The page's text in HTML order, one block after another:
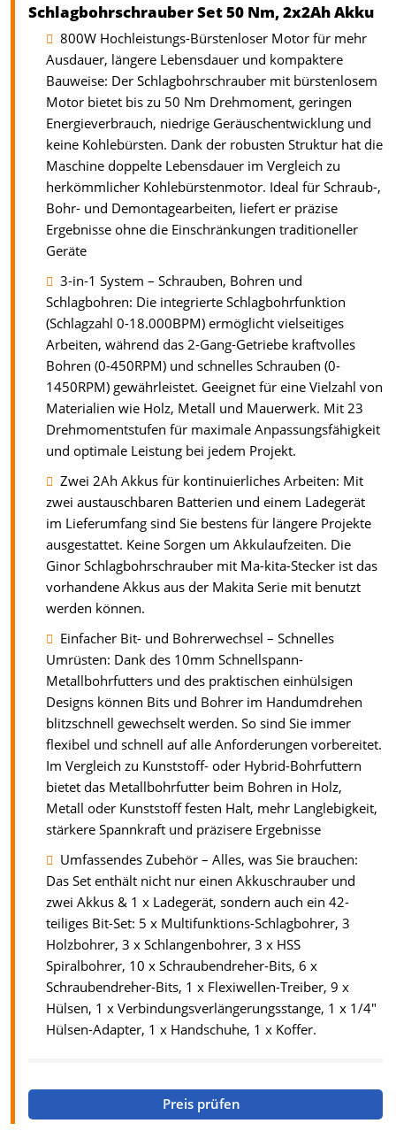
Schlagbohrschrauber Set 50 Nm, 2x2Ah Akku
800W Hochleistungs-Bürstenloser Motor für mehr
Ausdauer, längere Lebensdauer und kompaktere
Bauweise: Der Schlagbohrschrauber mit bürstenlosem
Motor bietet bis zu 50 Nm Drehmoment, geringen
Energieverbrauch, niedrige Geräuschentwicklung und
keine Kohlebürsten. Dank der robusten Struktur hat die
Maschine doppelte Lebensdauer im Vergleich zu
herkömmlicher Kohlebürstenmotor. Ideal für Schraub-,
Bohr- und Demontagearbeiten, liefert er präzise
Ergebnisse ohne die Einschränkungen traditioneller
Geräte
3-in-1 System – Schrauben, Bohren und
Schlagbohren: Die integrierte Schlagbohrfunktion
(Schlagzahl 0-18.000BPM) ermöglicht vielseitiges
Arbeiten, während das 2-Gang-Getriebe kraftvolles
Bohren (0-450RPM) und schnelles Schrauben (0-
1450RPM) gewährleistet. Geeignet für eine Vielzahl von
Materialien wie Holz, Metall und Mauerwerk. Mit 23
Drehmomentstufen für maximale Anpassungsfähigkeit
und optimale Leistung bei jedem Projekt.
Zwei 2Ah Akkus für kontinuierliches Arbeiten: Mit
zwei austauschbaren Batterien und einem Ladegerät
im Lieferumfang sind Sie bestens für längere Projekte
ausgestattet. Keine Sorgen um Akkulaufzeiten. Die
Ginor Schlagbohrschrauber mit Ma-kita-Stecker ist das
vorhandene Akkus aus der Makita Serie mit benutzt
werden können.
Einfacher Bit- und Bohrerwechsel – Schnelles
Umrüsten: Dank des 10mm Schnellspann-
Metallbohrfutters und des praktischen einhülsigen
Designs können Bits und Bohrer im Handumdrehen
blitzschnell gewechselt werden. So sind Sie immer
flexibel und schnell auf alle Anforderungen vorbereitet.
Im Vergleich zu Kunststoff- oder Hybrid-Bohrfuttern
bietet das Metallbohrfutter beim Bohren in Holz,
Metall oder Kunststoff festen Halt, mehr Langlebigkeit,
stärkere Spannkraft und präzisere Ergebnisse
Umfassendes Zubehör – Alles, was Sie brauchen:
Das Set enthält nicht nur einen Akkuschrauber und
zwei Akkus & 1 x Ladegerät, sondern auch ein 42-
teiliges Bit-Set: 5 x Multifunktions-Schlagbohrer, 3
Holzbohrer, 3 x Schlangenbohrer, 3 x HSS
Spiralbohrer, 10 x Schraubendreher-Bits, 6 x
Schraubendreher-Bits, 1 x Flexiwellen-Treiber, 9 x
Hülsen, 1 x Verbindungsverlängerungsstange, 1 x 1/4"
Hülsen-Adapter, 1 x Handschuhe, 1 x Koffer.
Preis prüfen